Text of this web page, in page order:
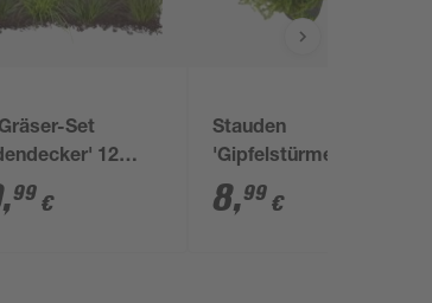
Set
12
für 2,5 m²
,99 €
Stauden
'Gipfelstürmer'
verschiedene Sorten
6er-Tray
8,99 €